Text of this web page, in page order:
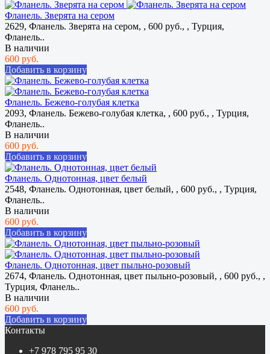
Фланель. Зверята на сером
2629, Фланель. Зверята на сером, , 600 руб., , Турция,
Фланель..
В наличии
600 руб.
Добавить в корзину
Фланель. Бежево-голубая клетка
2093, Фланель. Бежево-голубая клетка, , 600 руб., , Турция,
Фланель..
В наличии
600 руб.
Добавить в корзину
Фланель. Однотонная, цвет белый
2548, Фланель. Однотонная, цвет белый, , 600 руб., , Турция,
Фланель..
В наличии
600 руб.
Добавить в корзину
Фланель. Однотонная, цвет пыльно-розовый
2674, Фланель. Однотонная, цвет пыльно-розовый, , 600 руб., ,
Турция, Фланель..
В наличии
600 руб.
Добавить в корзину
Контакты
+7 978 795 95 30